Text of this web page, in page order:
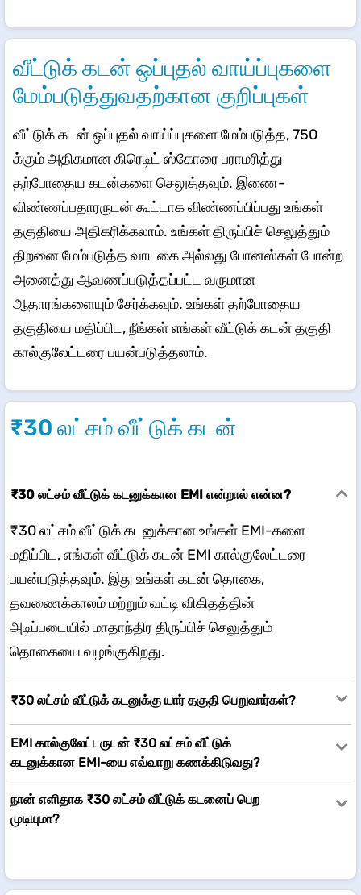
வீட்டுக் கடன் ஒப்புதல் வாய்ப்புகளை
மேம்படுத்துவதற்கான குறிப்புகள்
வீட்டுக் கடன் ஒப்புதல் வாய்ப்புகளை மேம்படுத்த, 750
க்கும் அதிகமான கிரெடிட் ஸ்கோரை பராமரித்து
தற்போதைய கடன்களை செலுத்தவும். இணை-
விண்ணப்பதாரருடன் கூட்டாக விண்ணப்பிப்பது உங்கள்
தகுதியை அதிகரிக்கலாம். உங்கள் திருப்பிச் செலுத்தும்
திறனை மேம்படுத்த வாடகை அல்லது போனஸ்கள் போன்ற
அனைத்து ஆவணப்படுத்தப்பட்ட வருமான
ஆதாரங்களையும் சேர்க்கவும். உங்கள் தற்போதைய
தகுதியை மதிப்பிட, நீங்கள் எங்கள் வீட்டுக் கடன் தகுதி
கால்குலேட்டரை பயன்படுத்தலாம்.
₹30 லட்சம் வீட்டுக் கடன்
₹30 லட்சம் வீட்டுக் கடனுக்கான EMI என்றால் என்ன?
₹30 லட்சம் வீட்டுக் கடனுக்கான உங்கள் EMI-களை
மதிப்பிட, எங்கள் வீட்டுக் கடன் EMI கால்குலேட்டரை
பயன்படுத்தவும். இது உங்கள் கடன் தொகை,
தவணைக்காலம் மற்றும் வட்டி விகிதத்தின்
அடிப்படையில் மாதாந்திர திருப்பிச் செலுத்தும்
தொகையை வழங்குகிறது.
₹30 லட்சம் வீட்டுக் கடனுக்கு யார் தகுதி பெறுவார்கள்?
EMI கால்குலேட்டருடன் ₹30 லட்சம் வீட்டுக்
கடனுக்கான EMI-யை எவ்வாறு கணக்கிடுவது?
நான் எளிதாக ₹30 லட்சம் வீட்டுக் கடனைப் பெற
முடியுமா?